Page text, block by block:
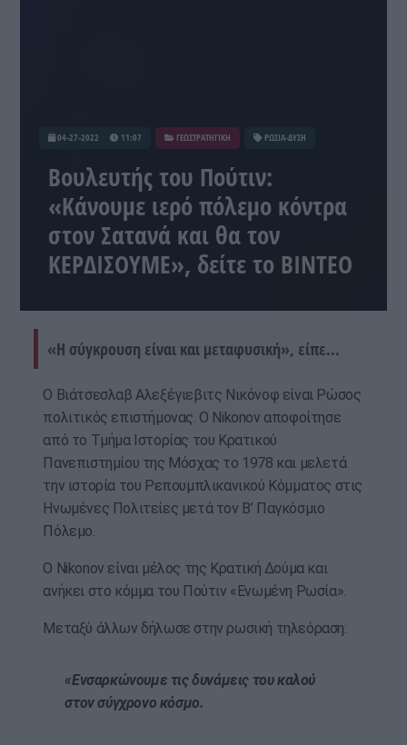
04-27-2022 11:07 ΓΕΩΣΤΡΑΤΗΓΙΚΗ ΡΩΣΙΑ-ΔΥΣΗ
Βουλευτής του Πούτιν:
«Κάνουμε ιερό πόλεμο κόντρα
στον Σατανά και θα τον
ΚΕΡΔΙΣΟΥΜΕ», δείτε το ΒΙΝΤΕΟ
«Η σύγκρουση είναι και μεταφυσική», είπε...
Ο Βιάτσεσλαβ Αλεξέγιεβιτς Νικόνοφ είναι Ρώσος
πολιτικός επιστήμονας. Ο Nikonov αποφοίτησε
από το Τμήμα Ιστορίας του Κρατικού
Πανεπιστημίου της Μόσχας το 1978 και μελετά
την ιστορία του Ρεπουμπλικανικού Κόμματος στις
Ηνωμένες Πολιτείες μετά τον Β’ Παγκόσμιο
Πόλεμο.
O Nikonov είναι μέλος της Κρατική Δούμα και
ανήκει στο κόμμα του Πούτιν «Ενωμένη Ρωσία».
Μεταξύ άλλων δήλωσε στην ρωσική τηλεόραση:
«Ενσαρκώνουμε τις δυνάμεις του καλού
στον σύγχρονο κόσμο.